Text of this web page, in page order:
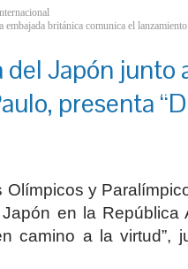
embajada británica comunica el
del Japón junto
presenta
Olímpicos y
en la República
camino a la virtud”,